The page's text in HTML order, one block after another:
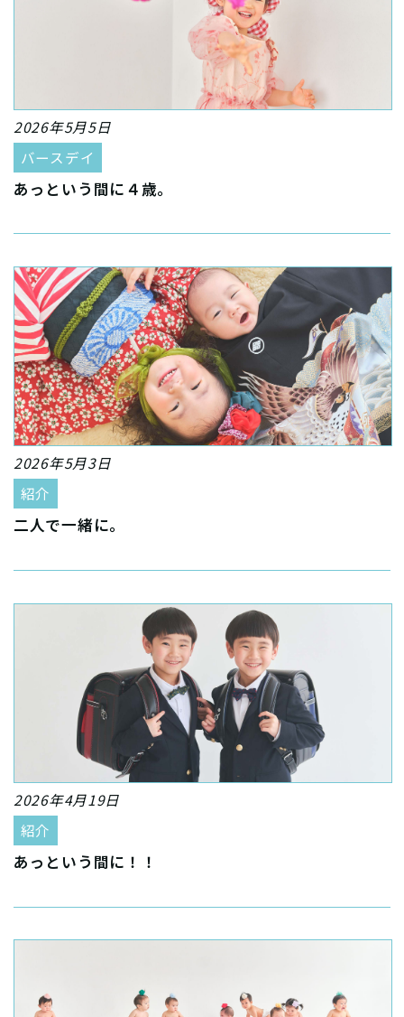
2026年5月5日
バースデイ
あっという間に４歳。
2026年5月3日
紹介
二人で一緒に。
2026年4月19日
紹介
あっという間に！！